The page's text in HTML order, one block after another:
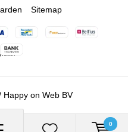
0
on Web BV
Sitemap